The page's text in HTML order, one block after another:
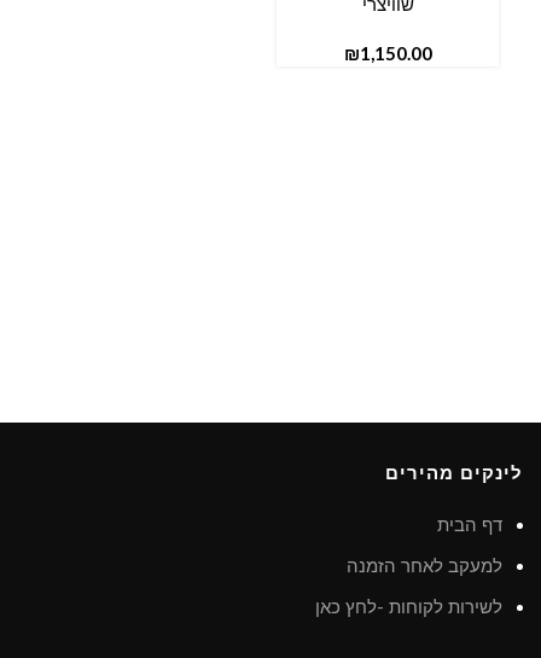
₪
לינקים מהירים
דף הבית
למעקב לאחר הזמנה
לשירות לקוחות -לחץ כאן